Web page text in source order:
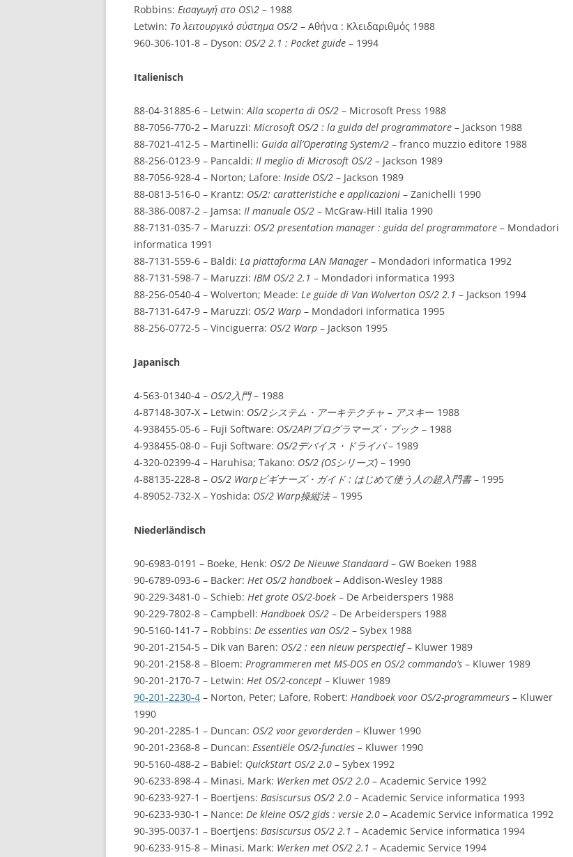
Robbins: Εισαγωγή στο OS\2 – 1988
Letwin: Το λειτουργικό σύστημα OS/2 – Αθήνα : Κλειδαριθμός 1988
960-306-101-8 – Dyson: OS/2 2.1 : Pocket guide – 1994
Italienisch
88-04-31885-6 – Letwin:Alla scoperta di OS/2 – Microsoft Press 1988
88-7056-770-2 – Maruzzi: Microsoft OS/2 : la guida del programmatore – Jackson 1988
88-7021-412-5 – Martinelli: Guida all’Operating System/2 – franco muzzio editore 1988
88-256-0123-9 – Pancaldi: Il meglio di Microsoft OS/2 – Jackson 1989
88-7056-928-4 – Norton; Lafore: Inside OS/2 – Jackson 1989
88-0813-516-0 – Krantz: OS/2: caratteristiche e applicazioni – Zanichelli 1990
88-386-0087-2 – Jamsa: Il manuale OS/2 – McGraw-Hill Italia 1990
88-7131-035-7 – Maruzzi: OS/2 presentation manager : guida del programmatore – Mondadori
informatica 1991
88-7131-559-6 – Baldi: La piattaforma LAN Manager – Mondadori informatica 1992
88-7131-598-7 – Maruzzi: IBM OS/2 2.1 – Mondadori informatica 1993
88-256-0540-4 – Wolverton; Meade: Le guide di Van Wolverton OS/2 2.1 – Jackson 1994
88-7131-647-9 – Maruzzi: OS/2 Warp – Mondadori informatica 1995
88-256-0772-5 – Vinciguerra: OS/2 Warp – Jackson 1995
Japanisch
4-563-01340-4 – OS/2入門– 1988
4-87148-307-X – Letwin: OS/2システム・アーキテクチャ – アスキー 1988
4-938455-05-6 – Fuji Software: OS/2APIプログラマーズ・ブック – 1988
4-938455-08-0 – Fuji Software: OS/2デバイス・ドライバ– 1989
4-320-02399-4 – Haruhisa; Takano: OS/2 (OSシリーズ) – 1990
4-88135-228-8 – OS/2 Warpビギナーズ・ガイド : はじめて使う人の超入門書– 1995
4-89052-732-X – Yoshida: OS/2 Warp操縦法– 1995
Niederländisch
90-6983-0191 – Boeke, Henk: OS/2 De Nieuwe Standaard– GW Boeken 1988
90-6789-093-6 – Backer: Het OS/2 handboek – Addison-Wesley 1988
90-229-3481-0 – Schieb: Het grote OS/2-boek – De Arbeiderspers 1988
90-229-7802-8 – Campbell: Handboek OS/2 – De Arbeiderspers 1988
90-5160-141-7 – Robbins: De essenties van OS/2 – Sybex 1988
90-201-2154-5 – Dik van Baren: OS/2 : een nieuw perspectief– Kluwer 1989
90-201-2158-8 – Bloem: Programmeren met MS-DOS en OS/2 commando’s – Kluwer 1989
90-201-2170-7 – Letwin: Het OS/2-concept – Kluwer 1989
90-201-2230-4 – Norton, Peter; Lafore, Robert: Handboek voor OS/2-programmeurs – Kluwer
1990
90-201-2285-1 – Duncan: OS/2 voor gevorderden – Kluwer 1990
90-201-2368-8 – Duncan: Essentiële OS/2-functies – Kluwer 1990
90-5160-488-2 – Babiel: QuickStart OS/2 2.0 – Sybex 1992
90-6233-898-4 – Minasi, Mark: Werken met OS/2 2.0 – Academic Service 1992
90-6233-927-1 – Boertjens: Basiscursus OS/2 2.0 – Academic Service informatica 1993
90-6233-930-1 – Nance: De kleine OS/2 gids : versie 2.0 – Academic Service informatica 1992
90-395-0037-1 – Boertjens: Basiscursus OS/2 2.1 – Academic Service informatica 1994
90-6233-915-8 – Minasi, Mark: Werken met OS/2 2.1 – Academic Service 1994